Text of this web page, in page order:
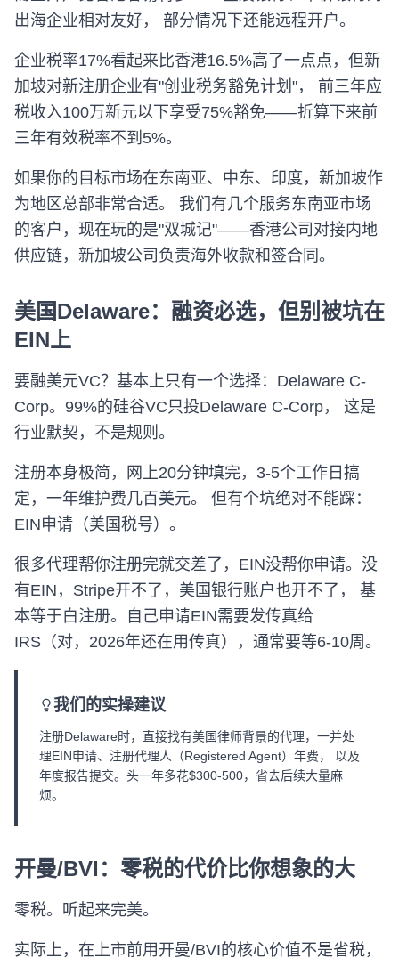
出海企业相对友好， 部分情况下还能远程开户。
企业税率17%看起来比香港16.5%高了一点点，但新
加坡对新注册企业有"创业税务豁免计划"， 前三年应
税收入100万新元以下享受75%豁免——折算下来前
三年有效税率不到5%。
如果你的目标市场在东南亚、中东、印度，新加坡作
为地区总部非常合适。 我们有几个服务东南亚市场
的客户，现在玩的是"双城记"——香港公司对接内地
供应链，新加坡公司负责海外收款和签合同。
美国Delaware：融资必选，但别被坑在
EIN上
要融美元VC？基本上只有一个选择：Delaware C-
Corp。99%的硅谷VC只投Delaware C-Corp， 这是
行业默契，不是规则。
注册本身极简，网上20分钟填完，3-5个工作日搞
定，一年维护费几百美元。 但有个坑绝对不能踩：
EIN申请（美国税号）。
很多代理帮你注册完就交差了，EIN没帮你申请。没
有EIN，Stripe开不了，美国银行账户也开不了， 基
本等于白注册。自己申请EIN需要发传真给
IRS（对，2026年还在用传真），通常要等6-10周。
我们的实操建议
注册Delaware时，直接找有美国律师背景的代理，一并处
理EIN申请、注册代理人（Registered Agent）年费， 以及
年度报告提交。头一年多花$300-500，省去后续大量麻
烦。
开曼/BVI：零税的代价比你想象的大
零税。听起来完美。
实际上，在上市前用开曼/BVI的核心价值不是省税，